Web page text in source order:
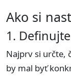
Ako si
1.
Najprv si určte,
by mal byť